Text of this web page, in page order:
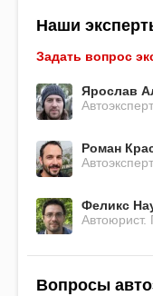
Наши
Задать вопрос
Ярослав
Роман
Феликс
Автоюрист.
Вопросы